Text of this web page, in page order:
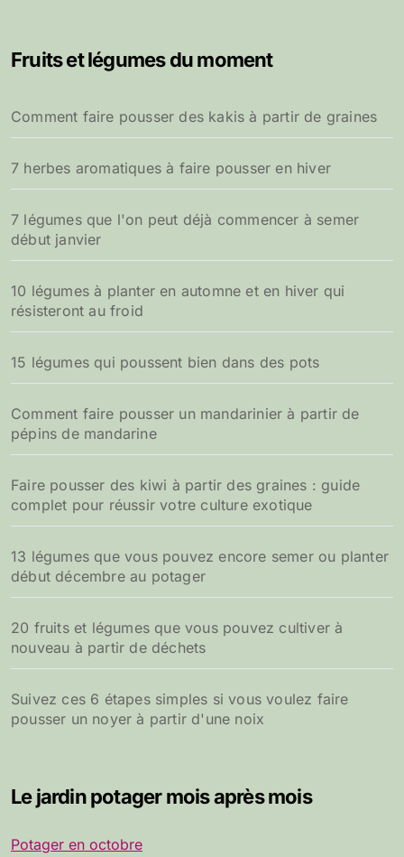
r
e
r
:
Fruits et légumes du moment
Comment faire pousser des kakis à partir de graines
7 herbes aromatiques à faire pousser en hiver
7 légumes que l'on peut déjà commencer à semer
début janvier
10 légumes à planter en automne et en hiver qui
résisteront au froid
15 légumes qui poussent bien dans des pots
Comment faire pousser un mandarinier à partir de
pépins de mandarine
Faire pousser des kiwi à partir des graines : guide
complet pour réussir votre culture exotique
13 légumes que vous pouvez encore semer ou planter
début décembre au potager
20 fruits et légumes que vous pouvez cultiver à
nouveau à partir de déchets
Suivez ces 6 étapes simples si vous voulez faire
pousser un noyer à partir d'une noix
Le jardin potager mois après mois
Potager en octobre